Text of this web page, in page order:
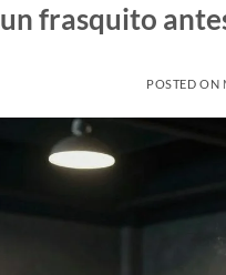
un frasquito
POSTED ON